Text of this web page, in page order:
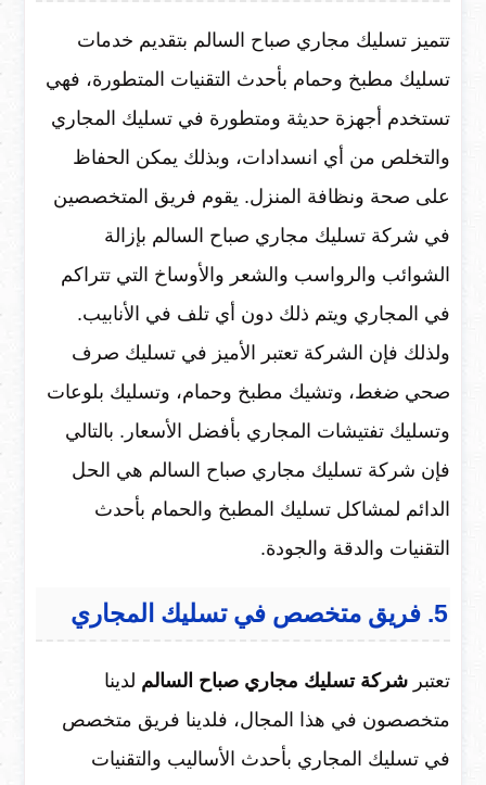
تتميز تسليك مجاري صباح السالم بتقديم خدمات
تسليك مطبخ وحمام بأحدث التقنيات المتطورة، فهي
تستخدم أجهزة حديثة ومتطورة في تسليك المجاري
والتخلص من أي انسدادات، وبذلك يمكن الحفاظ
على صحة ونظافة المنزل. يقوم فريق المتخصصين
في شركة تسليك مجاري صباح السالم بإزالة
الشوائب والرواسب والشعر والأوساخ التي تتراكم
في المجاري ويتم ذلك دون أي تلف في الأنابيب.
ولذلك فإن الشركة تعتبر الأميز في تسليك صرف
صحي ضغط، وتشيك مطبخ وحمام، وتسليك بلوعات
وتسليك تفتيشات المجاري بأفضل الأسعار. بالتالي
فإن شركة تسليك مجاري صباح السالم هي الحل
الدائم لمشاكل تسليك المطبخ والحمام بأحدث
التقنيات والدقة والجودة.
5. فريق متخصص في تسليك المجاري
تعتبر شركة تسليك مجاري صباح السالم لدينا
متخصصون في هذا المجال، فلدينا فريق متخصص
في تسليك المجاري بأحدث الأساليب والتقنيات